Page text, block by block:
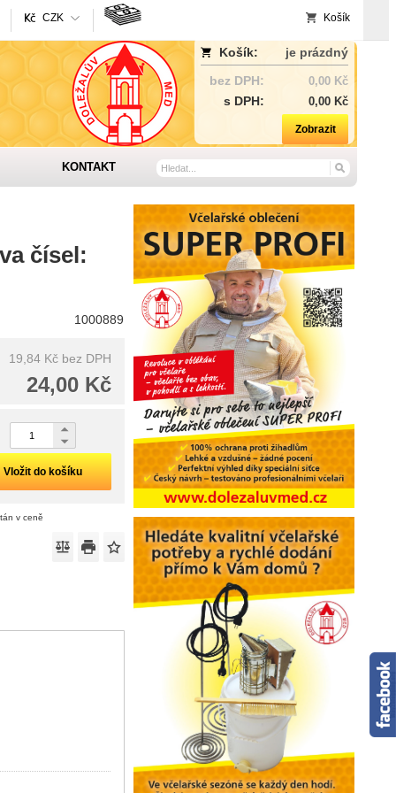
CZK Košík
Košík:
je prázdný
bez DPH:
0,00 Kč
s DPH: 0,00 Kč
Zobrazit
KONTAKT
čísel:
1000889
19,84 Kč bez DPH
24,00 Kč
Vložit do košíku
v ceně